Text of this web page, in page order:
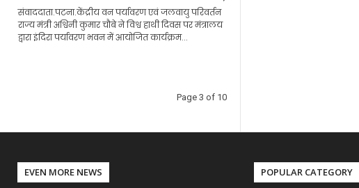
संवाददाता.पटना.केंद्रीय वन पर्यावरण एवं जलवायु परिवर्तन
राज्य मंत्री अश्विनी कुमार चौबे ने विश्व हाथी दिवस पर मंत्रालय
द्वारा इंदिरा पर्यावरण भवन में आयोजित कार्यक्रम...
Page 3 of 10
EVEN MORE NEWS POPULAR CATEGORY